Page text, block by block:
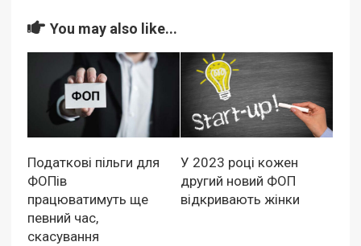
You may also like...
Податкові пільги для
ФОПів
працюватимуть ще
певний час,
скасування
У 2023 році кожен
другий новий ФОП
відкривають жінки